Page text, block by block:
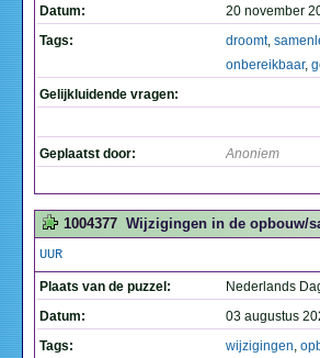
Datum:
20 november
Tags:
droomt,
onbereikbaar,
Gelijkluidende vragen:
Geplaatst door: Anoniem
1004377 Wijzigingen in de opbouw/
UUR
Plaats van de puzzel:
Nederlands
Datum:
03 augustus
Tags:
wijzigingen,